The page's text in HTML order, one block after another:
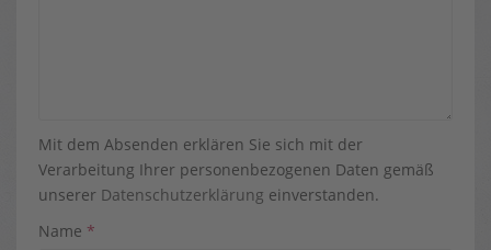
Mit dem Absenden erklären Sie sich mit der
Verarbeitung Ihrer personenbezogenen Daten gemäß
unserer Datenschutzerklärung einverstanden.
Name *